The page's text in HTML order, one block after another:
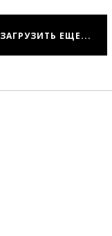
ЗАГРУЗИТЬ ЕЩЕ...